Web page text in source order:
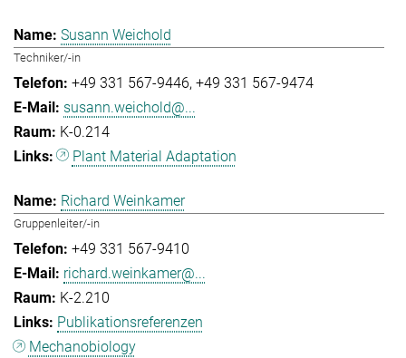
Susann Weichold
Techniker/-in
+49 331 567-9446 +49 331 567-9474
susann.weichold@...
K-0.214
Plant Material Adaptation
Richard Weinkamer
Gruppenleiter/-in
+49 331 567-9410
richard.weinkamer@...
K-2.210
Publikationsreferenzen
Mechanobiology